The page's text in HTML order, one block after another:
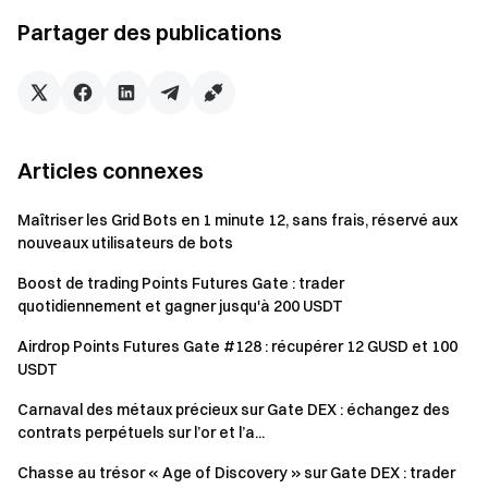
Calcul du solde : Un instantané quotidien est réalisé
(calculé en valeur USD). Si votre compte est en mode
Unified Account (marge en devise unique, marge croisée
compte les soldes USDT et BTC de votre compte Spot
Des points fixes sont attribués selon le niveau
correspondant.
Informations importantes
Tous les participants doivent avoir complété la
vérification d’identité avant de pouvoir réclamer leurs
récompenses.
Le volume de trading sur contrats à terme exclut le
copy trading et le trading par robots.
Partager des publications
Articles connexes
Maîtriser les Grid Bots en 1 minute 12, sans frais, réservé aux
nouveaux utilisateurs de bots
Boost de trading Points Futures Gate : trader
quotidiennement et gagner jusqu'à 200 USDT
Airdrop Points Futures Gate #128 : récupérer 12 GUSD et 100
USDT
Carnaval des métaux précieux sur Gate DEX : échangez des
contrats perpétuels sur l’or et l’a...
Chasse au trésor « Age of Discovery » sur Gate DEX : trader